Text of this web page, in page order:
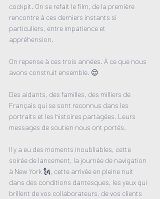
cockpit. On se refait le film, de la première
rencontre à ces derniers instants si
particuliers, entre impatience et
appréhension.
On repense à ces trois années. À ce que nous
avons construit ensemble. 😌
Des aidants, des familles, des milliers de
Français qui se sont reconnus dans les
portraits et les histoires partagées. Leurs
messages de soutien nous ont portés.
Il y a eu des moments inoubliables, cette
soirée de lancement, la journée de navigation
à New York 🗽, cette arrivée en pleine nuit
dans des conditions dantesques, les yeux qui
brillent de vos collaborateurs, de vos clients